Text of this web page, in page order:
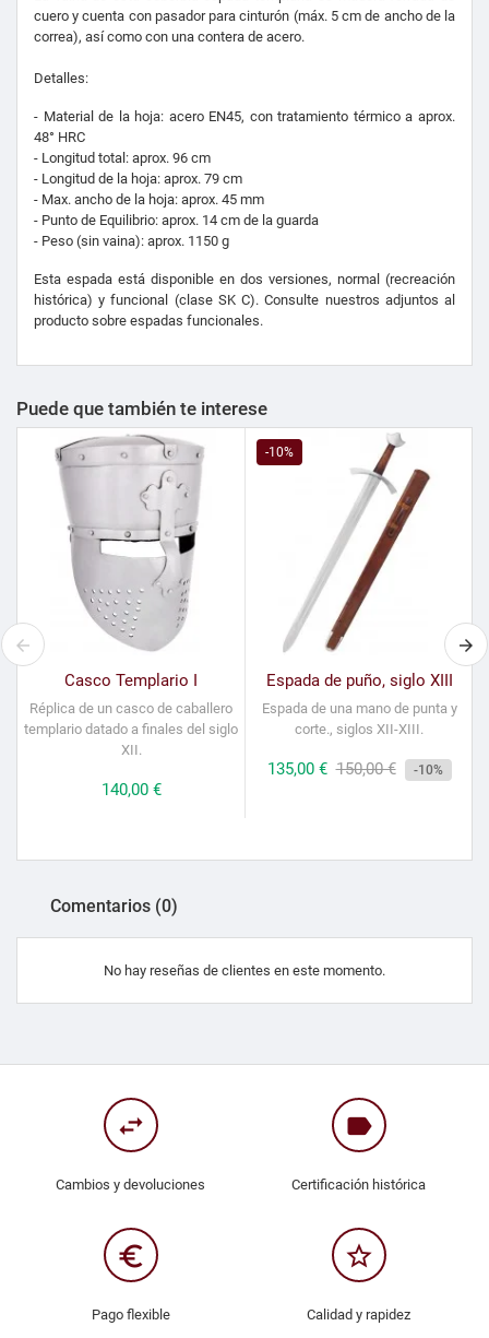
cuero y cuenta con pasador para cinturón (máx. 5 cm de ancho de la
correa), así como con una contera de acero.
Detalles:
- Material de la hoja: acero EN45, con tratamiento térmico a aprox.
48° HRC
- Longitud total: aprox. 96 cm
- Longitud de la hoja: aprox. 79 cm
- Max. ancho de la hoja: aprox. 45 mm
- Punto de Equilibrio: aprox. 14 cm de la guarda
- Peso (sin vaina): aprox. 1150 g
Esta espada está disponible en dos versiones, normal (recreación
histórica) y funcional (clase SK C). Consulte nuestros adjuntos al
producto sobre espadas funcionales.
Puede que también te interese
Casco Templario I
Réplica de un casco de caballero
templario datado a finales del siglo
XII.
Precio
140,00 €
-10%
Espada de puño, siglo XIII
Espada de una mano de punta y
corte., siglos XII-XIII.
Precio
135,00 € Precio
150,00 € -10%
Comentarios (0)
No hay reseñas de clientes en este momento.
swap_horiz
Cambios y devoluciones
label
Certificación histórica
euro_symbol
Pago flexible
star_border
Calidad y rapidez